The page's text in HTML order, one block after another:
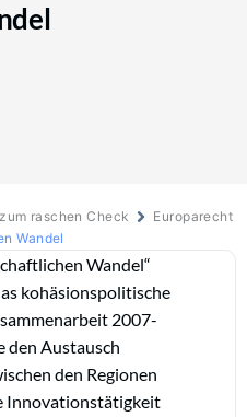
raschen Check
Europarecht
Wandel
Wandel“
kohäsionspolitische
2007-
den Austausch
den Regionen
Innovationstätigkeit